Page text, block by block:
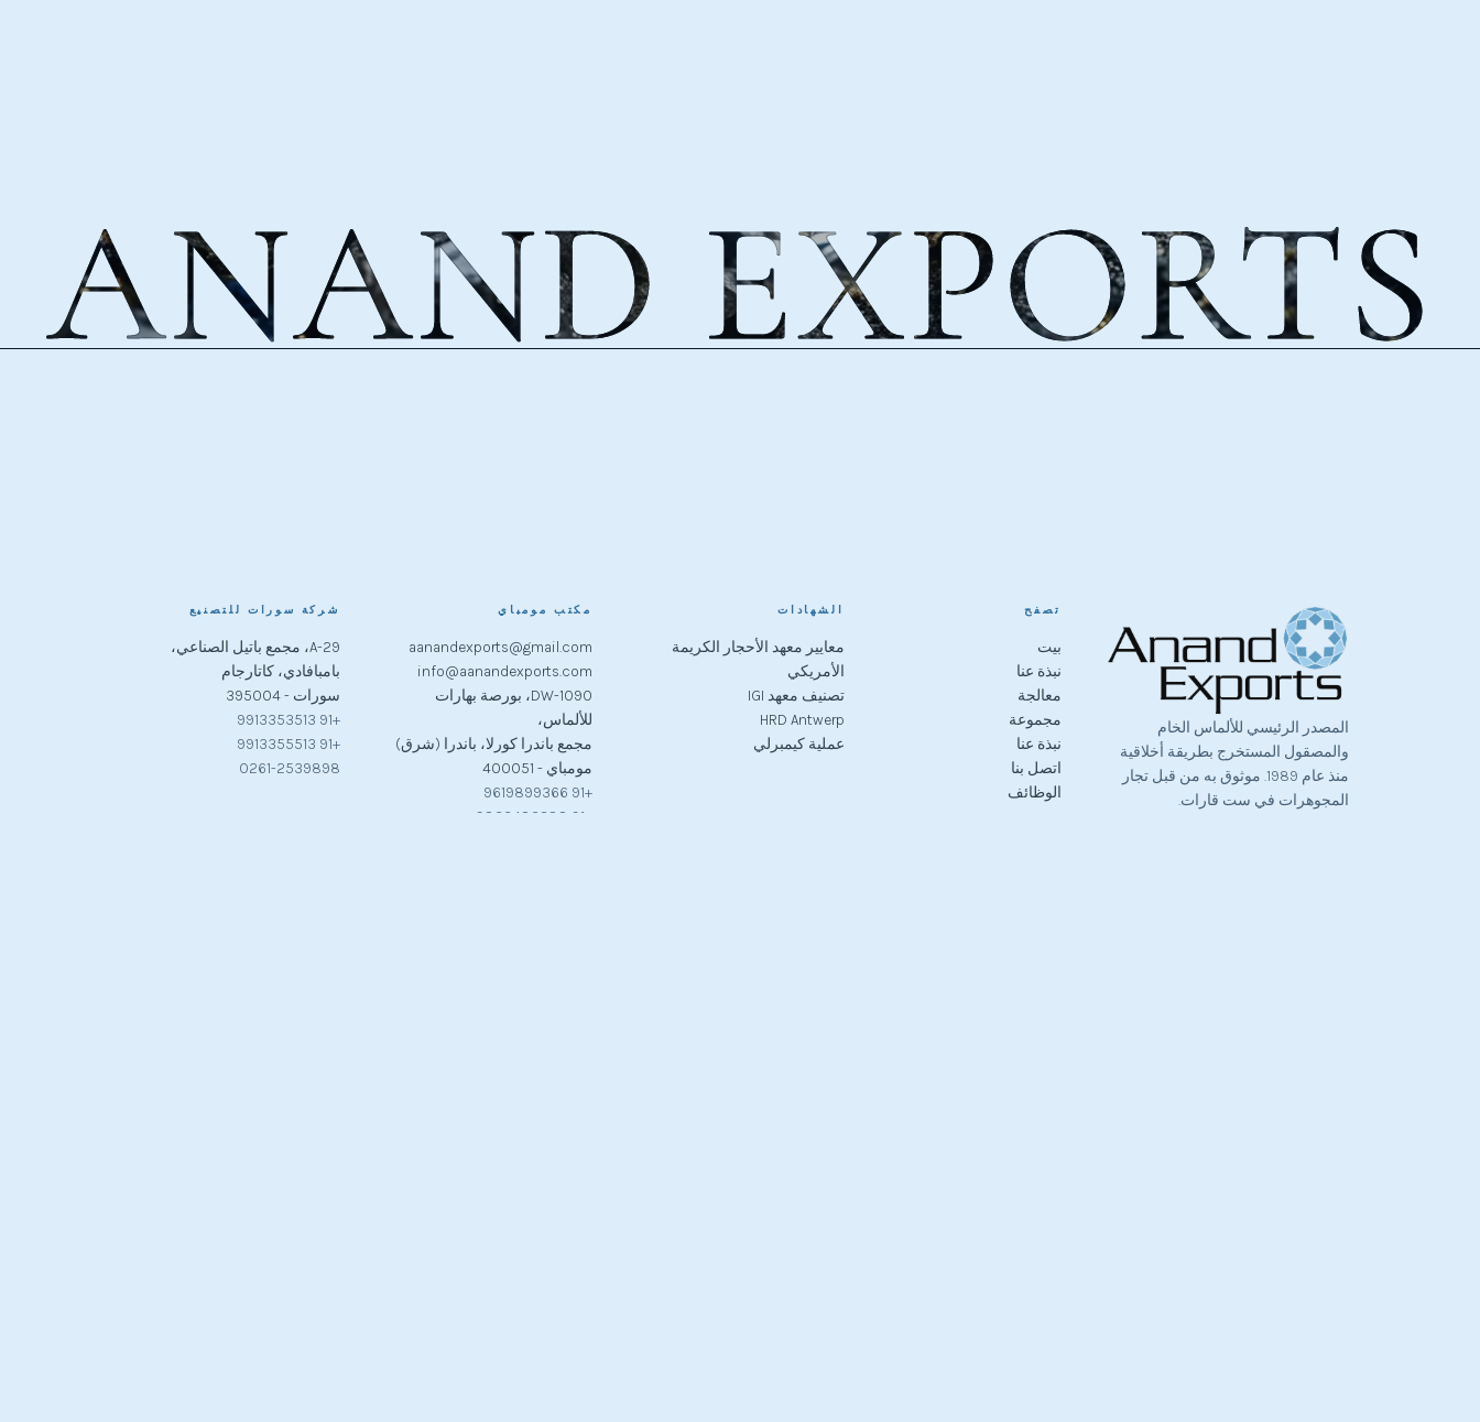
المصدر الرئيسي للألماس الخام
والمصقول المستخرج بطريقة أخلاقية
منذ عام 1989. موثوق به من قبل تجار
المجوهرات في ست قارات.
تصفح
بيت
نبذة عنا
معالجة
مجموعة
نبذة عنا
اتصل بنا
الوظائف
الشهادات
معايير معهد الأحجار الكريمة
الأمريكي
تصنيف معهد IGI
HRD Antwerp
عملية كيمبرلي
مكتب مومباي
aanandexports@gmail.com
info@aanandexports.com
DW-1090، بورصة بهارات
للألماس،
مجمع باندرا كورلا، باندرا (شرق)
مومباي - 400051
+91 9619899366
شركة سورات للتصنيع
A-29، مجمع باتيل الصناعي،
بامبافادي، كاتارجام
سورات - 395004
+91 9913353513
+91 9913355513
0261-2539898